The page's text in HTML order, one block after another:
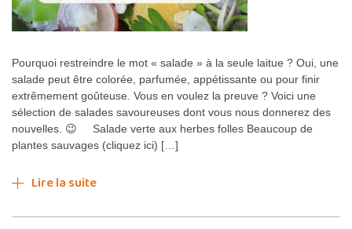
Pourquoi restreindre le mot « salade » à la seule laitue ? Oui, une
salade peut être colorée, parfumée, appétissante ou pour finir
extrêmement goûteuse. Vous en voulez la preuve ? Voici une
sélection de salades savoureuses dont vous nous donnerez des
nouvelles. 😉 Salade verte aux herbes folles Beaucoup de
plantes sauvages (cliquez ici) […]
Lire la suite